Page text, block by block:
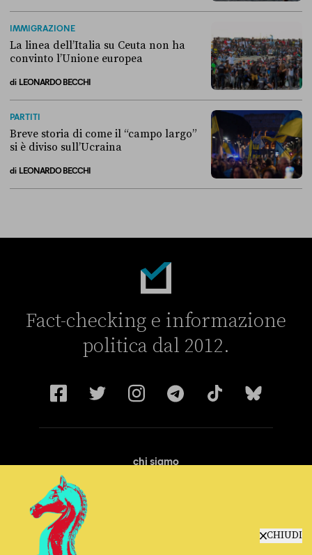
CHIUDI
IMMIGRAZIONE
La linea dell’Italia su Ceuta non ha
convinto l’Unione europea
di LEONARDO BECCHI
PARTITI
Breve storia di come il “campo largo”
si è diviso sull’Ucraina
di LEONARDO BECCHI
Fact-checking e informazione
politica dal 2012.
chi siamo